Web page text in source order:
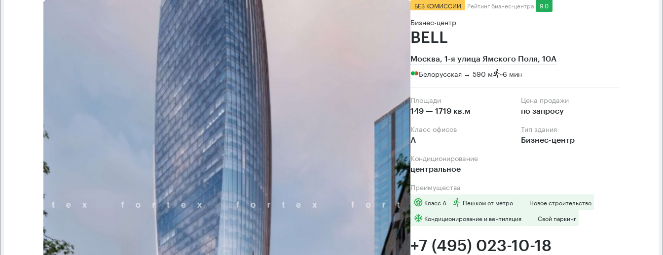
БЕЗ КОМИССИИ Рейтинг бизнес-центра 9.0
Бизнес-центр
BELL
Москва, 1-я улица Ямского Поля, 10А
Белорусская → 590 м ~6 мин
Площади
149 — 1719 кв.м
Цена продажи
по запросу
Класс офисов
А
Тип здания
Бизнес-центр
Кондиционирование
центральное
Преимущества
Класс А Пешком от метро
Новое строительство
Кондиционирование и вентиляция
Свой паркинг
+7 (495) 023-10-18